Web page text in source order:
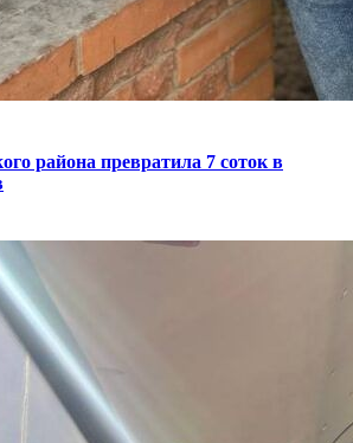
района превратила 7 соток в